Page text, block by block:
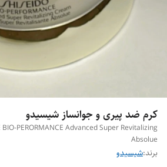
کرم ضد پیری و جوانساز شیسیدو
BIO-PERORMANCE Advanced Super Revitalizing
Absolue
برند:شیسیدو